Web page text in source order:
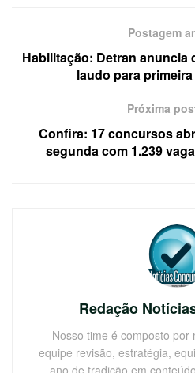
Postagem
Habilitação: Detran anuncia
laudo para
Próxima
Confira: 17 concursos
segunda com 1.239
Redação
Nosso time é composto por
equipe revisão, estratégia,